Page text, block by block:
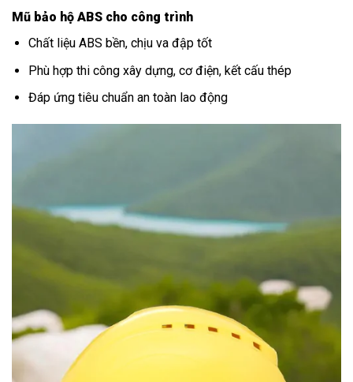
Mũ bảo hộ ABS cho công trình
Chất liệu ABS bền, chịu va đập tốt
Phù hợp thi công xây dựng, cơ điện, kết cấu thép
Đáp ứng tiêu chuẩn an toàn lao động